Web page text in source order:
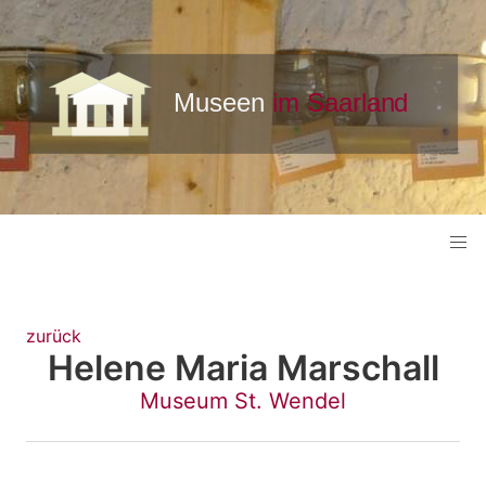
zurück
Helene Maria Marschall
Museum St. Wendel